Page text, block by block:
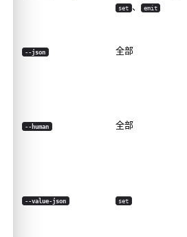
set 、 emit
--json 全部
--human 全部
--value-json set